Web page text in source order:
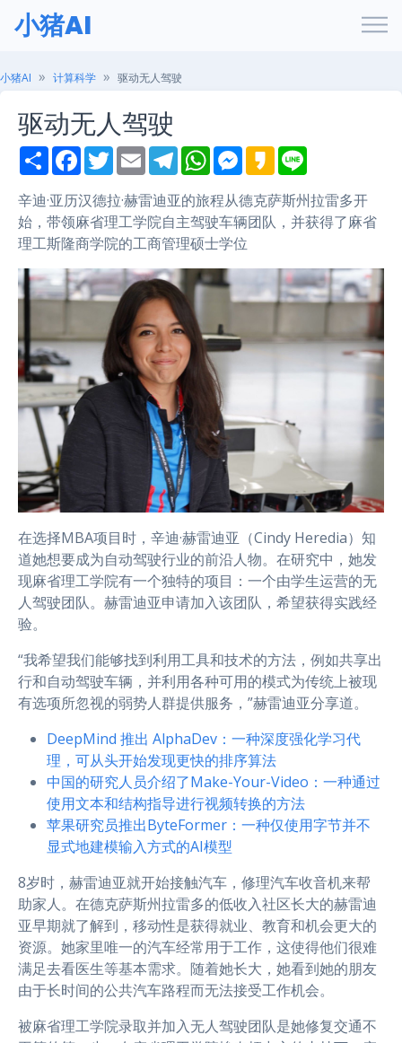
小猪AI
小猪AI 计算科学 驱动无人驾驶
驱动无人驾驶
S
h
r
e
F
a
e
b
o
o
k
T
w
t
t
e
r
E
m
i
l
T
e
e
g
r
a
m
W
h
t
s
A
p
p
M
e
s
e
n
g
e
r
K
a
a
o
e
辛迪·亚历汉德拉·赫雷迪亚的旅程从德克萨斯州拉雷多开
始，带领麻省理工学院自主驾驶车辆团队，并获得了麻省
理工斯隆商学院的工商管理硕士学位
在选择MBA项目时，辛迪·赫雷迪亚（Cindy Heredia）知
道她想要成为自动驾驶行业的前沿人物。在研究中，她发
现麻省理工学院有一个独特的项目：一个由学生运营的无
人驾驶团队。赫雷迪亚申请加入该团队，希望获得实践经
验。
“我希望我们能够找到利用工具和技术的方法，例如共享出
行和自动驾驶车辆，并利用各种可用的模式为传统上被现
有选项所忽视的弱势人群提供服务，”赫雷迪亚分享道。
DeepMind 推出 AlphaDev：一种深度强化学习代
理，可从头开始发现更快的排序算法
中国的研究人员介绍了Make-Your-Video：一种通过
使用文本和结构指导进行视频转换的方法
苹果研究员推出ByteFormer：一种仅使用字节并不
显式地建模输入方式的AI模型
8岁时，赫雷迪亚就开始接触汽车，修理汽车收音机来帮
助家人。在德克萨斯州拉雷多的低收入社区长大的赫雷迪
亚早期就了解到，移动性是获得就业、教育和机会更大的
资源。她家里唯一的汽车经常用于工作，这使得他们很难
满足去看医生等基本需求。随着她长大，她看到她的朋友
由于长时间的公共汽车路程而无法接受工作机会。
被麻省理工学院录取并加入无人驾驶团队是她修复交通不